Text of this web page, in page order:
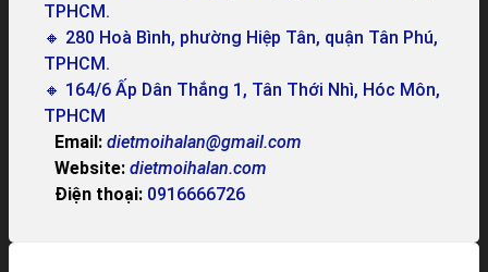
TPHCM.
🔸 280 Hoà Bình, phường Hiệp Tân, quận Tân Phú,
TPHCM.
🔸 164/6 Ấp Dân Thắng 1, Tân Thới Nhì, Hóc Môn,
TPHCM
Email: dietmoihalan@gmail.com
Website: dietmoihalan.com
Điện thoại: 0916666726